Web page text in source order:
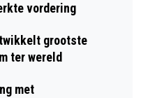
vordering
grootste
ter wereld
met